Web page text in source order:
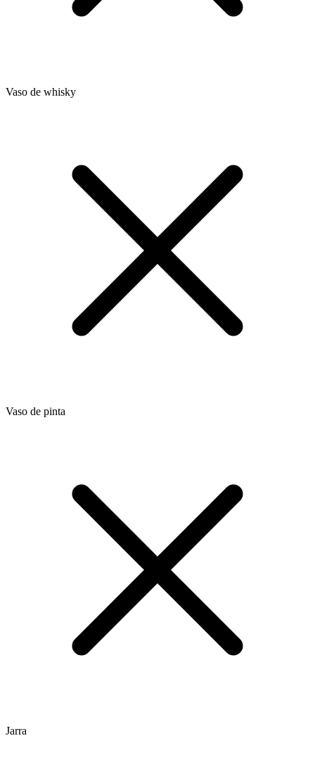
Vaso de whisky
Vaso de pinta
Jarra